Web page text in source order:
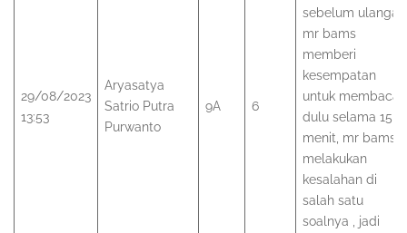
29/08/2023
13:53
Aryasatya
Satrio Putra
Purwanto
9A 6
sebelum ulangan
mr bams
memberi
kesempatan
untuk membaca
dulu selama 15
menit, mr bams
melakukan
kesalahan di
salah satu
soalnya , jadi